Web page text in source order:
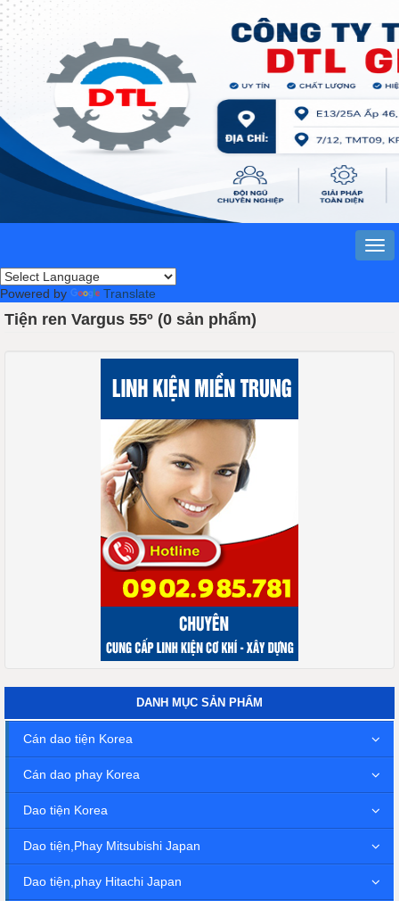
Powered by Translate
Tiện ren Vargus 55º (0 sản phẩm)
DANH MỤC SẢN PHẨM
Cán dao tiện Korea
Cán dao phay Korea
Dao tiện Korea
Dao tiện,Phay Mitsubishi Japan
Dao tiện,phay Hitachi Japan